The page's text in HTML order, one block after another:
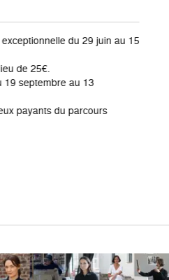
du 29 juin au 15
de 25€.
septembre au 13
payants du parcours